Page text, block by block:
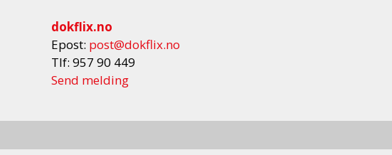
dokflix.no
Epost: post@dokflix.no
Tlf: 957 90 449
Send melding